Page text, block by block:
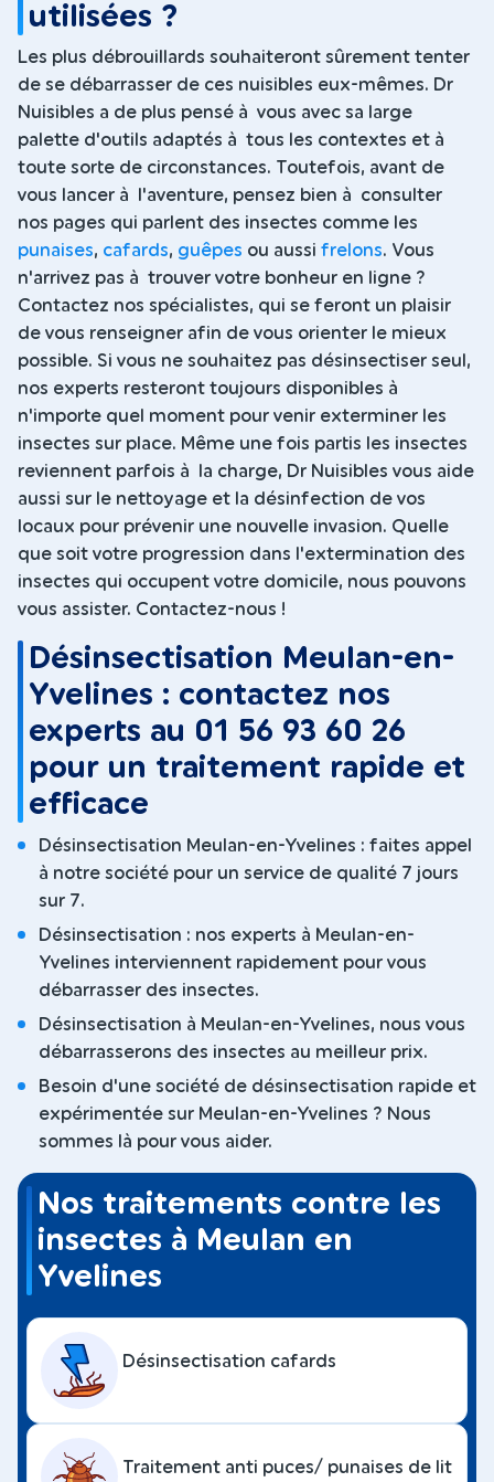
utilisées ?
Les plus débrouillards souhaiteront sûrement tenter
de se débarrasser de ces nuisibles eux-mêmes. Dr
Nuisibles a de plus pensé à vous avec sa large
palette d'outils adaptés à tous les contextes et à
toute sorte de circonstances. Toutefois, avant de
vous lancer à l'aventure, pensez bien à consulter
nos pages qui parlent des insectes comme les
punaises, cafards, guêpes ou aussi frelons. Vous
n'arrivez pas à trouver votre bonheur en ligne ?
Contactez nos spécialistes, qui se feront un plaisir
de vous renseigner afin de vous orienter le mieux
possible. Si vous ne souhaitez pas désinsectiser seul,
nos experts resteront toujours disponibles à
n'importe quel moment pour venir exterminer les
insectes sur place. Même une fois partis les insectes
reviennent parfois à la charge, Dr Nuisibles vous aide
aussi sur le nettoyage et la désinfection de vos
locaux pour prévenir une nouvelle invasion. Quelle
que soit votre progression dans l'extermination des
insectes qui occupent votre domicile, nous pouvons
vous assister. Contactez-nous !
Désinsectisation Meulan-en-
Yvelines : contactez nos
experts au 01 56 93 60 26
pour un traitement rapide et
efficace
Désinsectisation Meulan-en-Yvelines : faites appel
à notre société pour un service de qualité 7 jours
sur 7.
Désinsectisation : nos experts à Meulan-en-
Yvelines interviennent rapidement pour vous
débarrasser des insectes.
Désinsectisation à Meulan-en-Yvelines, nous vous
débarrasserons des insectes au meilleur prix.
Besoin d'une société de désinsectisation rapide et
expérimentée sur Meulan-en-Yvelines ? Nous
sommes là pour vous aider.
Nos traitements contre les
insectes à Meulan en
Yvelines
Désinsectisation cafards
Traitement anti puces/ punaises de lit